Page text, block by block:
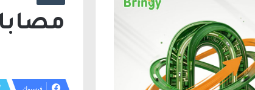
فيسبوك